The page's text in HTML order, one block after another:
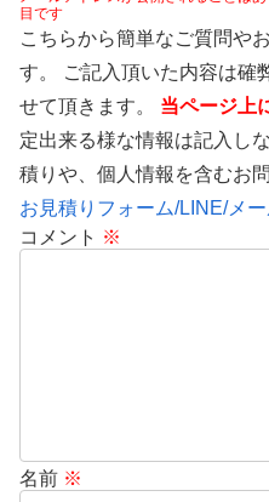
目です
こちらから簡単なご質問や
す。 ご記入頂いた内容は確
せて頂きます。 当ページ上
定出来る様な情報は記入し
積りや、個人情報を含むお
お見積りフォーム/LINE/メ
コメント ※
名前 ※